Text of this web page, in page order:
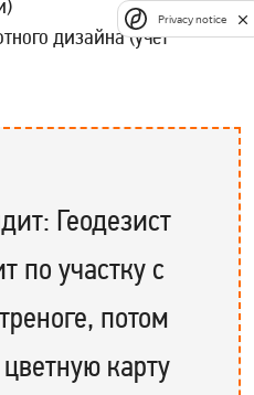
дизайна (учет
Геодезист
по участку с
потом
карту
Privacy notice